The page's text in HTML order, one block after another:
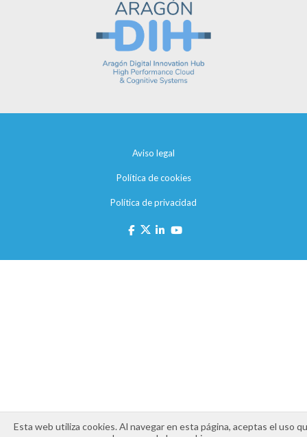
Aviso legal
Política de cookies
Política de privacidad
Esta web utiliza cookies. Al navegar en esta página, aceptas el uso